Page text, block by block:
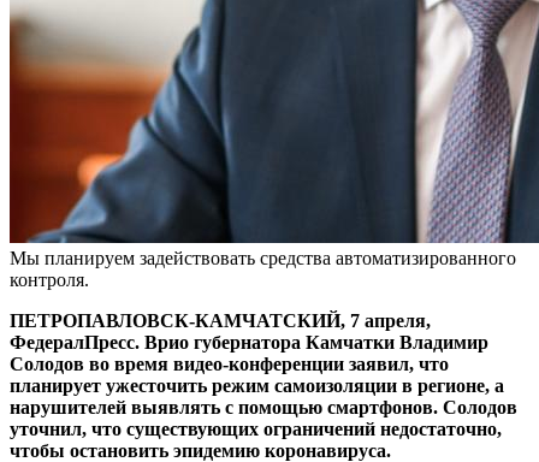
Мы планируем задействовать средства автоматизированного
контроля.
ПЕТРОПАВЛОВСК-КАМЧАТСКИЙ, 7 апреля,
ФедералПресс. Врио губернатора Камчатки Владимир
Солодов во время видео-конференции заявил, что
планирует ужесточить режим самоизоляции в регионе, а
нарушителей выявлять с помощью смартфонов. Солодов
уточнил, что существующих ограничений недостаточно,
чтобы остановить эпидемию коронавируса.